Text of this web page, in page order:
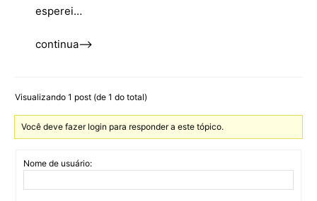
esperei…
continua—>
Visualizando 1 post (de 1 do total)
Você deve fazer login para responder a este tópico.
Nome de usuário: